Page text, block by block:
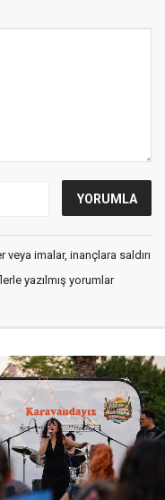
imalar, inançlara saldırı
yazılmış yorumlar